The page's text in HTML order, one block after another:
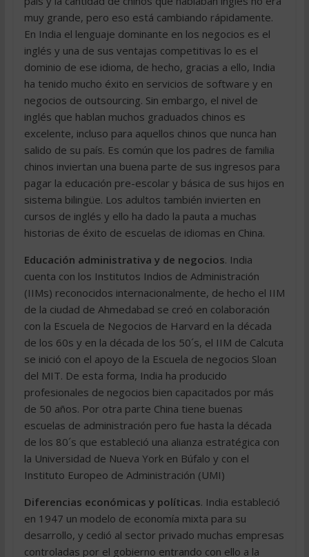
muy grande, pero eso está cambiando rápidamente.
En India el lenguaje dominante en los negocios es el
inglés y una de sus ventajas competitivas lo es el
dominio de ese idioma, de hecho, gracias a ello, India
ha tenido mucho éxito en servicios de software y en
negocios de outsourcing. Sin embargo, el nivel de
inglés que hablan muchos graduados chinos es
excelente, incluso para aquellos chinos que nunca han
salido de su país. Es común que los padres de familia
chinos inviertan una buena parte de sus ingresos para
pagar la educación pre-escolar y básica de sus hijos en
sistema bilingüe. Los adultos también invierten en
cursos de inglés y ello ha dado la pauta a muchas
historias de éxito de escuelas de idiomas en China.
Educación administrativa y de negocios. India
cuenta con los Institutos Indios de Administración
(IIMs) reconocidos internacionalmente, de hecho el IIM
de la ciudad de Ahmedabad se creó en colaboración
con la Escuela de Negocios de Harvard en la década
de los 60s y en la década de los 50´s, el IIM de Calcuta
se inició con el apoyo de la Escuela de negocios Sloan
del MIT. De esta forma, India ha producido
profesionales de negocios bien capacitados por más
de 50 años. Por otra parte China tiene buenas
escuelas de administración pero fue hasta la década
de los 80´s que estableció una alianza estratégica con
la Universidad de Nueva York en Búfalo y con el
Instituto Europeo de Administración (UMI)
Diferencias económicas y políticas. India estableció
en 1947 un modelo de economía mixta para su
desarrollo, y cedió al sector privado muchas empresas
controladas por el gobierno entrando con ello a la